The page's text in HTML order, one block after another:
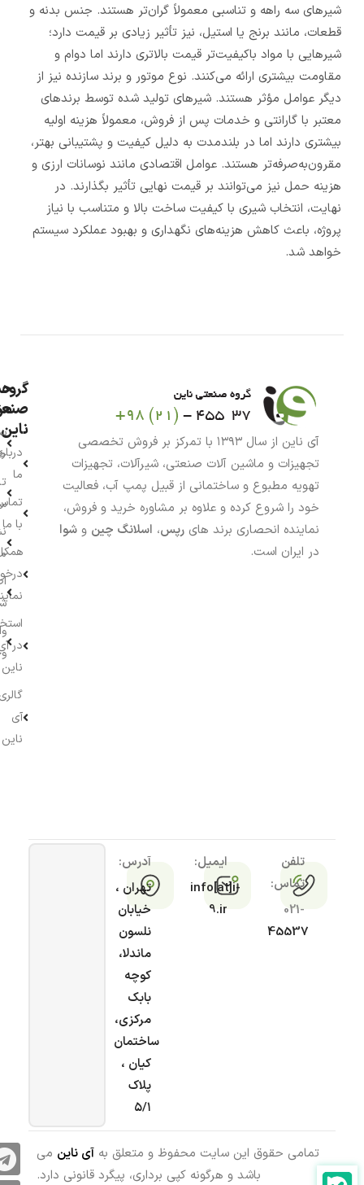
شیرهای سه راهه و تناسبی معمولاً گران‌تر هستند. جنس بدنه و
قطعات، مانند برنج یا استیل، نیز تأثیر زیادی بر قیمت دارد؛
شیرهایی با مواد باکیفیت‌تر قیمت بالاتری دارند اما دوام و
مقاومت بیشتری ارائه می‌کنند. نوع موتور و برند سازنده نیز از
دیگر عوامل مؤثر هستند. شیرهای تولید شده توسط برندهای
معتبر با گارانتی و خدمات پس از فروش، معمولاً هزینه اولیه
بیشتری دارند اما در بلندمدت به دلیل کیفیت و پشتیبانی بهتر،
مقرون‌به‌صرفه‌تر هستند. عوامل اقتصادی مانند نوسانات ارزی و
هزینه حمل نیز می‌توانند بر قیمت نهایی تأثیر بگذارند. در
نهایت، انتخاب شیری با کیفیت ساخت بالا و متناسب با نیاز
پروژه، باعث کاهش هزینه‌های نگهداری و بهبود عملکرد سیستم
خواهد شد.
آی ناین از سال ۱۳۹۳ با تمرکز بر فروش تخصصی
تجهیزات و ماشین آلات صنعتی، شیرآلات، تجهیزات
تهویه مطبوع و ساختمانی از قبیل پمپ آب، فعالیت
خود را شروع کرده و علاوه بر مشاوره خرید و فروش،
نماینده انحصاری برند های رپس، اسلانگ چین و شوا
در ایران است.
گروه
ناین
ما
با ما
در
ناین
آی
ناین
تلفن
تماس:
021-
45537
ایمیل:
info[at]i-
9.ir
آدرس:
تهران ،
خیابان
نلسون
ماندلا،
کوچه
بابک
مرکزی،
ساختمان
کیان ،
پلاک
۵/۱
تمامی حقوق این سایت محفوظ و متعلق به آی ناین می
باشد و هرگونه کپی برداری، پیگرد قانونی دارد.